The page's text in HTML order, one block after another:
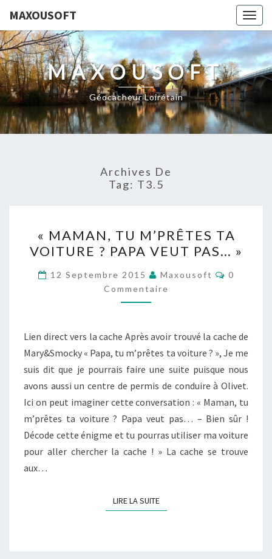
MAXOUSOFT
MAXOUSOFT
Géocacheur Loirétain
Archives De
Tag: T3.5
TU
M’PRÊTES
TA
VOITURE
?
VEUT
PAS… »
« MAMAN, TU M’PRÊTES TA
VOITURE ? PAPA VEUT PAS… »
12 Septembre 2015 Maxousoft
0
Commentaire
Lien direct vers la cache Après avoir trouvé la cache de
Mary&Smocky « Papa, tu m’prêtes ta voiture ? », Je me
suis dit que je pourrais faire une suite puisque nous
avons aussi un centre de permis de conduire à Olivet.
Ici on peut imaginer cette conversation : « Maman, tu
m’prêtes ta voiture ? Papa veut pas… – Bien sûr !
Décode cette énigme et tu pourras utiliser ma voiture
pour aller chercher la cache ! » La cache se trouve
aux…
LIRE LA SUITELIRE LA SUITE